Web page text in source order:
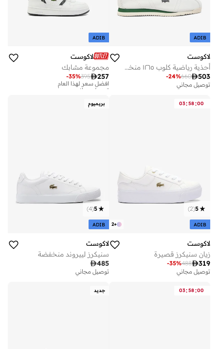
ADIB
لاكوست
أحذية رياضية كلوب ١٢٦٥ منخفضة
503
660
-24%
توصيل مجاني
ADIB
لاكوست
مجموعة مشابك
257
395
-35%
أفضل سعر لهذا العام
توصيل مجاني
03:58:00
+
2
5
(
2
)
ADIB
لاكوست
زيان سنيكرز قصيرة
319
488
-35%
توصيل مجاني
بريميوم
5
(
4
)
ADIB
لاكوست
سنيكرز لييروند منخفضة
485
توصيل مجاني
03:58:00 جديد